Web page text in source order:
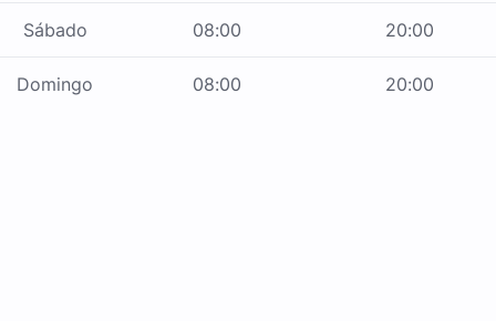
Sábado 08:00 20:00
Domingo 08:00 20:00